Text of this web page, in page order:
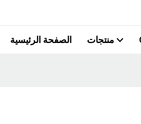
الصفحة الرئيسية منتجات